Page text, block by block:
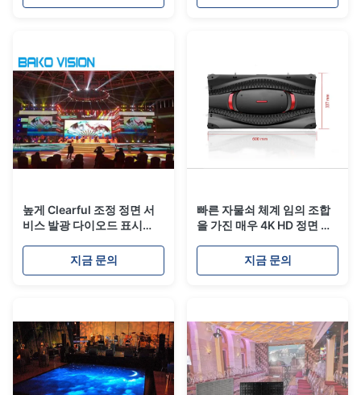
높게 Clearful 조정 정면 서
비스 발광 다이오드 표시
단식합니다지금 문의
빠른 자물쇠 체계 임의 조합
을 가진 매우 4K HD 정면 서
지금 문의